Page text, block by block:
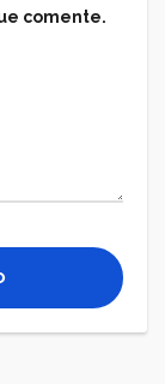
comente.